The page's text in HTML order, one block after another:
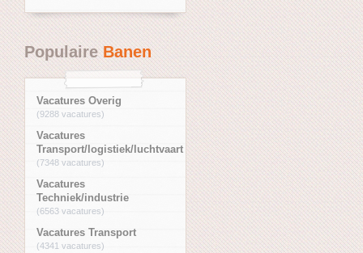
PopulaireBanen
Vacatures Overig
(9288 vacatures)
Vacatures
Transport/logistiek/luchtvaart
(7348 vacatures)
Vacatures
Techniek/industrie
(6563 vacatures)
Vacatures Transport
(4341 vacatures)